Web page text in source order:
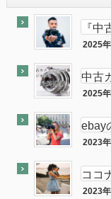
『
最終
2025
中古
終奥
2025
ebay
れ筋
2023
ココ
古フ
2023